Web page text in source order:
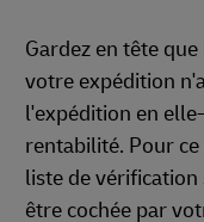
Gardez en tête
votre expédition
l'expédition en
rentabilité. Pour
liste de
être cochée par